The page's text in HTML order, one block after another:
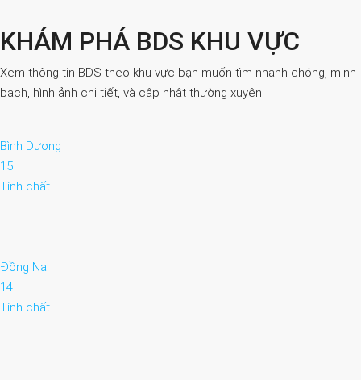
KHÁM PHÁ BDS KHU VỰC
Xem thông tin BDS theo khu vực bạn muốn tìm nhanh chóng, minh
bạch, hình ảnh chi tiết, và cập nhật thường xuyên.
Bình Dương
15
Tính chất
Đồng Nai
14
Tính chất